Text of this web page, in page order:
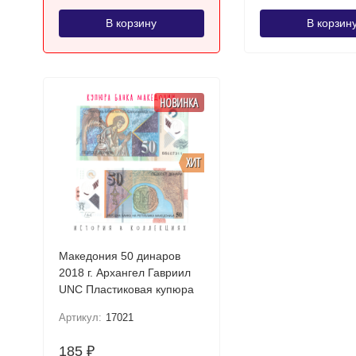
В корзину В
ХИТ
НОВИНКА
Македония 50 динаров
2018 г. Архангел Гавриил
UNC Пластиковая купюра
Артикул: 17021
185 ₽